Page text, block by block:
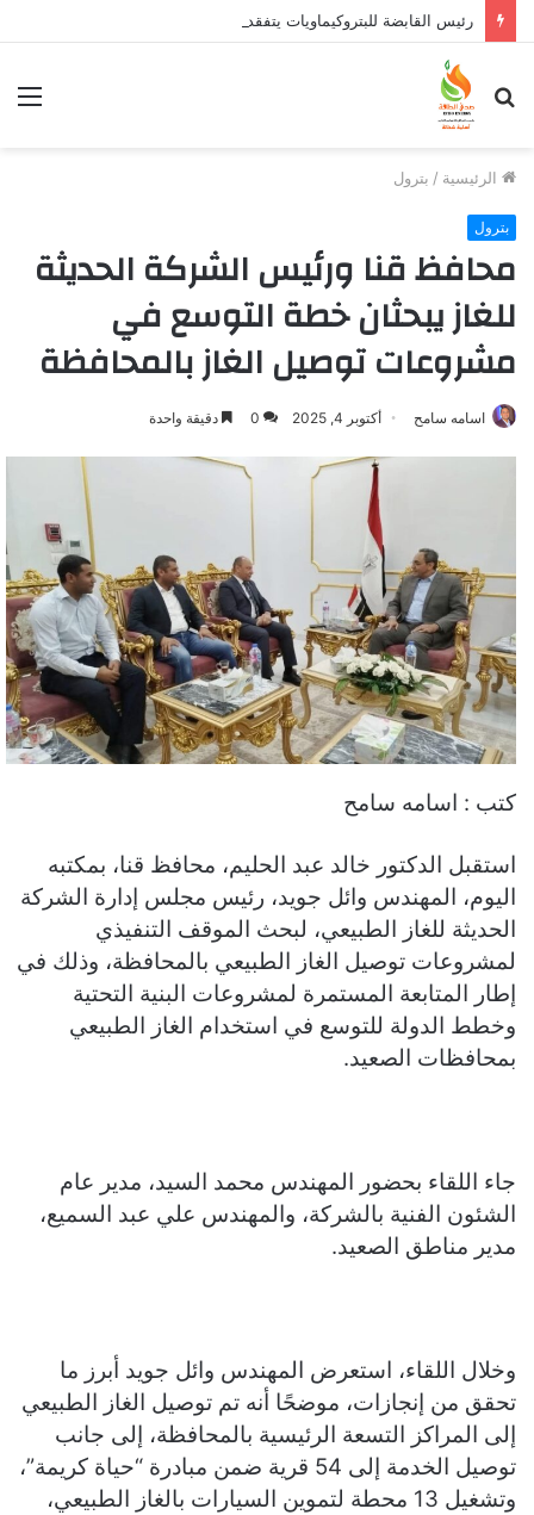
بحث
عن
الرئيسية / بترول
بترول
محافظ قنا ورئيس الشركة الحديثة
للغاز يبحثان خطة التوسع في
مشروعات توصيل الغاز بالمحافظة
اسامه سامح أكتوبر 4, 2025 0 دقيقة واحدة
كتب : اسامه سامح
استقبل الدكتور خالد عبد الحليم، محافظ قنا، بمكتبه
اليوم، المهندس وائل جويد، رئيس مجلس إدارة الشركة
الحديثة للغاز الطبيعي، لبحث الموقف التنفيذي
لمشروعات توصيل الغاز الطبيعي بالمحافظة، وذلك في
إطار المتابعة المستمرة لمشروعات البنية التحتية
وخطط الدولة للتوسع في استخدام الغاز الطبيعي
بمحافظات الصعيد.
جاء اللقاء بحضور المهندس محمد السيد، مدير عام
الشئون الفنية بالشركة، والمهندس علي عبد السميع،
مدير مناطق الصعيد.
وخلال اللقاء، استعرض المهندس وائل جويد أبرز ما
تحقق من إنجازات، موضحًا أنه تم توصيل الغاز الطبيعي
إلى المراكز التسعة الرئيسية بالمحافظة، إلى جانب
توصيل الخدمة إلى 54 قرية ضمن مبادرة “حياة كريمة”،
وتشغيل 13 محطة لتموين السيارات بالغاز الطبيعي،